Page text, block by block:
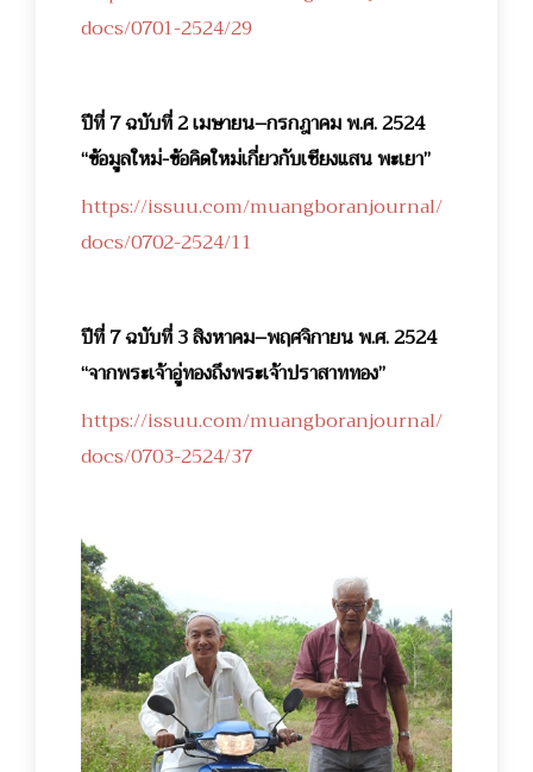
docs/0701-2524/29
ปีที่ 7 ฉบับที่ 2 เมษายน–กรกฎาคม พ.ศ. 2524
“ข้อมูลใหม่-ข้อคิดใหม่เกี่ยวกับเชียงแสน พะเยา”
https://issuu.com/muangboranjournal/
docs/0702-2524/11
ปีที่ 7 ฉบับที่ 3 สิงหาคม–พฤศจิกายน พ.ศ. 2524
“จากพระเจ้าอู่ทองถึงพระเจ้าปราสาททอง”
https://issuu.com/muangboranjournal/
docs/0703-2524/37